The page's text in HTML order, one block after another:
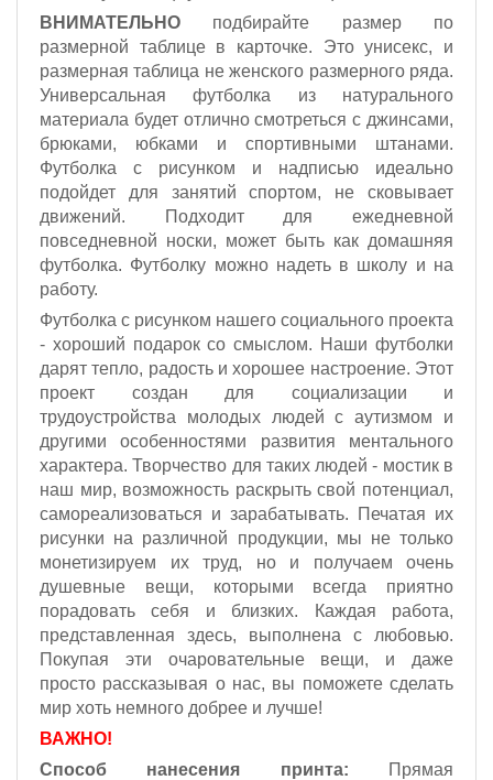
ВНИМАТЕЛЬНО подбирайте размер по
размерной таблице в карточке. Это унисекс, и
размерная таблица не женского размерного ряда.
Универсальная футболка из натурального
материала будет отлично смотреться с джинсами,
брюками, юбками и спортивными штанами.
Футболка с рисунком и надписью идеально
подойдет для занятий спортом, не сковывает
движений. Подходит для ежедневной
повседневной носки, может быть как домашняя
футболка. Футболку можно надеть в школу и на
работу.
Футболка с рисунком нашего социального проекта
- хороший подарок со смыслом. Наши футболки
дарят тепло, радость и хорошее настроение. Этот
проект создан для социализации и
трудоустройства молодых людей с аутизмом и
другими особенностями развития ментального
характера. Творчество для таких людей - мостик в
наш мир, возможность раскрыть свой потенциал,
самореализоваться и зарабатывать. Печатая их
рисунки на различной продукции, мы не только
монетизируем их труд, но и получаем очень
душевные вещи, которыми всегда приятно
порадовать себя и близких. Каждая работа,
представленная здесь, выполнена с любовью.
Покупая эти очаровательные вещи, и даже
просто рассказывая о нас, вы поможете сделать
мир хоть немного добрее и лучше!
ВАЖНО!
Способ нанесения принта: Прямая